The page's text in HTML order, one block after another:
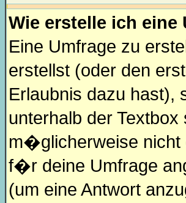
Wie erstelle ich eine
Eine Umfrage zu
erstellst (oder den
Erlaubnis dazu hast),
unterhalb der
m�glicherweise nicht
f�r deine Umfrage
(um eine Antwort